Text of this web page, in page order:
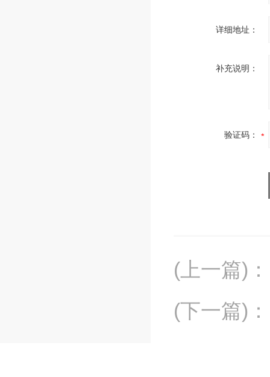
详细地址：
补充说明：
验证码：
(上一篇) ：
(下一篇) ：